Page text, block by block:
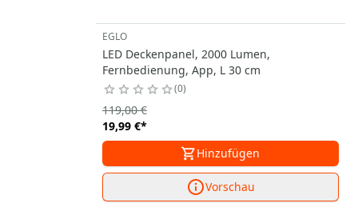
EGLO
LED Deckenpanel, 2000 Lumen,
Fernbedienung, App, L 30 cm
0
19,99 €*
119,00 €
Hinzufügen
Vorschau